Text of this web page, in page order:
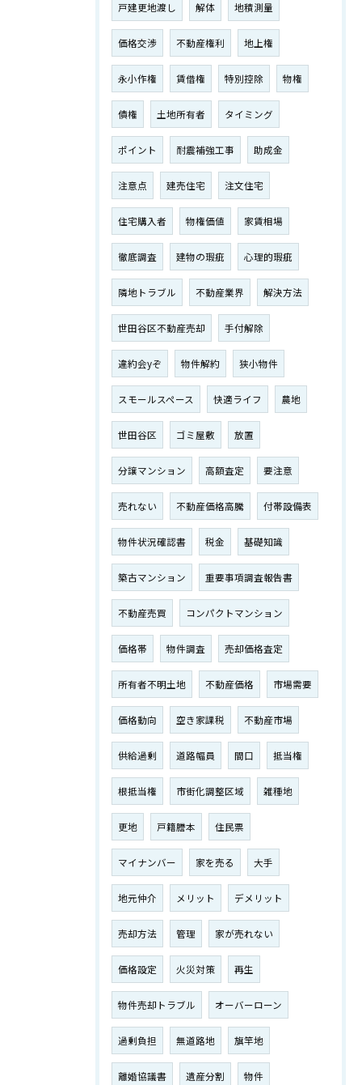
戸建更地渡し 解体 地積測量
価格交渉 不動産権利 地上権
永小作権 賃借権 特別控除 物権
債権 土地所有者 タイミング
ポイント 耐震補強工事 助成金
注意点 建売住宅 注文住宅
住宅購入者 物権価値 家賃相場
徹底調査 建物の瑕疵 心理的瑕疵
隣地トラブル 不動産業界 解決方法
世田谷区不動産売却 手付解除
違約会yぞ 物件解約 狭小物件
スモールスペース 快適ライフ 農地
世田谷区 ゴミ屋敷 放置
分譲マンション 高額査定 要注意
売れない 不動産価格高騰 付帯設備表
物件状況確認書 税金 基礎知識
築古マンション 重要事項調査報告書
不動産売買 コンパクトマンション
価格帯 物件調査 売却価格査定
所有者不明土地 不動産価格 市場需要
価格動向 空き家課税 不動産市場
供給過剰 道路幅員 間口 抵当権
根抵当権 市街化調整区域 雑種地
更地 戸籍謄本 住民票
マイナンバー 家を売る 大手
地元仲介 メリット デメリット
売却方法 管理 家が売れない
価格設定 火災対策 再生
物件売却トラブル オーバーローン
過剰負担 無道路地 旗竿地
離婚協議書 遺産分割 物件